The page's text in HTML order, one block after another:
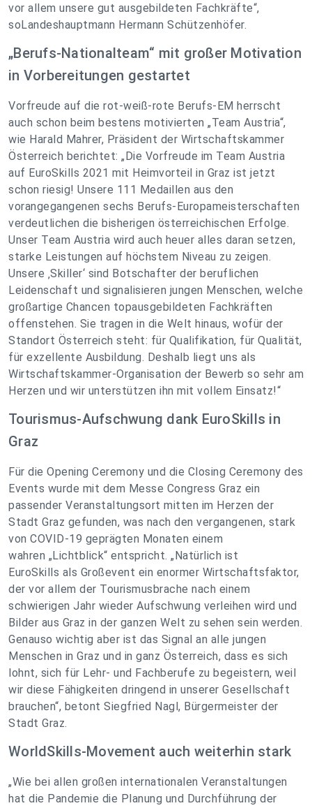
vor allem unsere gut ausgebildeten Fachkräfte“,
soLandeshauptmann Hermann Schützenhöfer.
„Berufs-Nationalteam“ mit großer Motivation
in Vorbereitungen gestartet
Vorfreude auf die rot-weiß-rote Berufs-EM herrscht
auch schon beim bestens motivierten „Team Austria“,
wie Harald Mahrer, Präsident der Wirtschaftskammer
Österreich berichtet: „Die Vorfreude im Team Austria
auf EuroSkills 2021 mit Heimvorteil in Graz ist jetzt
schon riesig! Unsere 111 Medaillen aus den
vorangegangenen sechs Berufs-Europameisterschaften
verdeutlichen die bisherigen österreichischen Erfolge.
Unser Team Austria wird auch heuer alles daran setzen,
starke Leistungen auf höchstem Niveau zu zeigen.
Unsere ‚Skiller‘ sind Botschafter der beruflichen
Leidenschaft und signalisieren jungen Menschen, welche
großartige Chancen topausgebildeten Fachkräften
offenstehen. Sie tragen in die Welt hinaus, wofür der
Standort Österreich steht: für Qualifikation, für Qualität,
für exzellente Ausbildung. Deshalb liegt uns als
Wirtschaftskammer-Organisation der Bewerb so sehr am
Herzen und wir unterstützen ihn mit vollem Einsatz!“
Tourismus-Aufschwung dank EuroSkills in
Graz
Für die Opening Ceremony und die Closing Ceremony des
Events wurde mit dem Messe Congress Graz ein
passender Veranstaltungsort mitten im Herzen der
Stadt Graz gefunden, was nach den vergangenen, stark
von COVID-19 geprägten Monaten einem
wahren „Lichtblick“ entspricht. „Natürlich ist
EuroSkills als Großevent ein enormer Wirtschaftsfaktor,
der vor allem der Tourismusbrache nach einem
schwierigen Jahr wieder Aufschwung verleihen wird und
Bilder aus Graz in der ganzen Welt zu sehen sein werden.
Genauso wichtig aber ist das Signal an alle jungen
Menschen in Graz und in ganz Österreich, dass es sich
lohnt, sich für Lehr- und Fachberufe zu begeistern, weil
wir diese Fähigkeiten dringend in unserer Gesellschaft
brauchen“, betont Siegfried Nagl, Bürgermeister der
Stadt Graz.
WorldSkills-Movement auch weiterhin stark
„Wie bei allen großen internationalen Veranstaltungen
hat die Pandemie die Planung und Durchführung der